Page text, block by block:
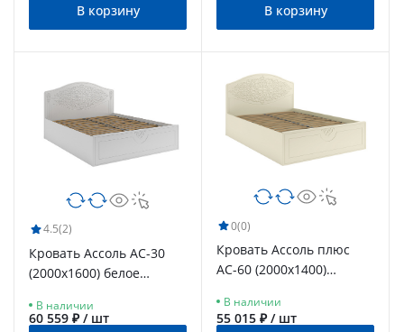
В корзину
В корзину
4.5(2)
Кровать Ассоль АС-30
(2000х1600) белое
В наличии
60 559 ₽ / шт
0(0)
Кровать Ассоль плюс
АС-60 (2000х1400)
В наличии
55 015 ₽ / шт